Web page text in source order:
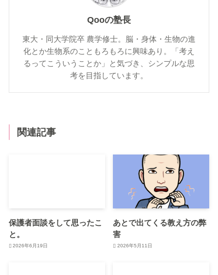
Qooの塾長
東大・同大学院卒 農学修士。脳・身体・生物の進
化とか生物系のこともろもろに興味あり。「考え
るってこういうことか」と気づき、シンプルな思
考を目指しています。
関連記事
保護者面談をして思ったこ
と。
2026年6月19日
あとで出てくる教え方の弊
害
2026年5月11日